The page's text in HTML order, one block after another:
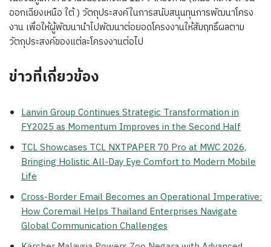
ออกเฉียงเหนือ ใต้ ) วัตถุประสงค์ในการสนับสนุนทุนการพัฒนาโครง
งาน เพื่อให้ผู้พัฒนานำไปพัฒนาต่อยอดโครงงานให้สัมฤทธิ์ผลตาม
วัตถุประสงค์ของแต่ละโครงงานต่อไป
ข่าวที่เกี่ยวข้อง
Lanvin Group Continues Strategic Transformation in
FY2025 as Momentum Improves in the Second Half
TCL Showcases TCL NXTPAPER 70 Pro at MWC 2026,
Bringing Holistic All-Day Eye Comfort to Modern Mobile
Life
Cross-Border Email Becomes an Operational Imperative:
How Coremail Helps Thailand Enterprises Navigate
Global Communication Challenges